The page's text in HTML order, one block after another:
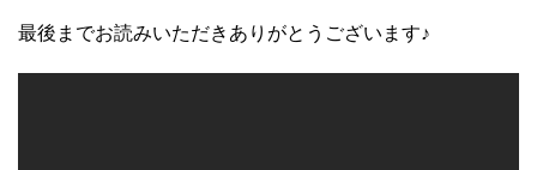
最後までお読みいただきありがとうございます♪